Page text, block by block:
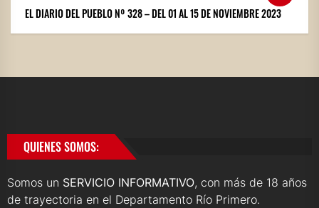
EL DIARIO DEL PUEBLO Nº 328 – DEL 01 AL 15 DE NOVIEMBRE 2023
QUIENES SOMOS:
Somos un SERVICIO INFORMATIVO, con más de 18 años
de trayectoria en el Departamento Río Primero.